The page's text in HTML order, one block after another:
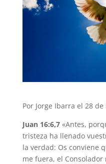
Por Jorge Ibarra el 28
Juan 16:6,7 «Antes,
tristeza ha llenado
la verdad: Os conviene
me fuera, el